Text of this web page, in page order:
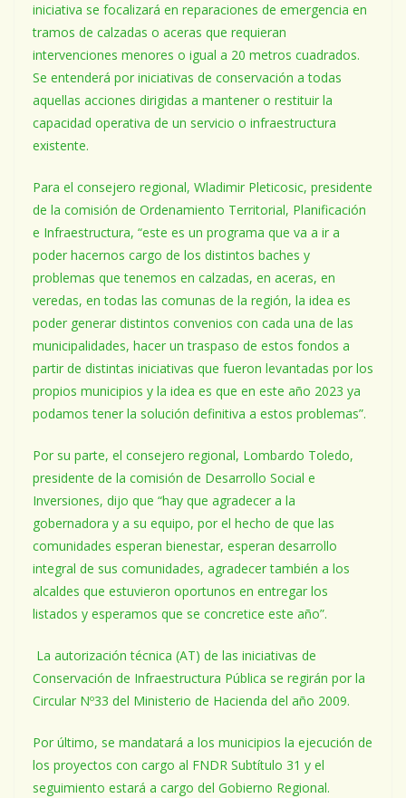
iniciativa se focalizará en reparaciones de emergencia en
tramos de calzadas o aceras que requieran
intervenciones menores o igual a 20 metros cuadrados.
Se entenderá por iniciativas de conservación a todas
aquellas acciones dirigidas a mantener o restituir la
capacidad operativa de un servicio o infraestructura
existente.
Para el consejero regional, Wladimir Pleticosic, presidente
de la comisión de Ordenamiento Territorial, Planificación
e Infraestructura, “este es un programa que va a ir a
poder hacernos cargo de los distintos baches y
problemas que tenemos en calzadas, en aceras, en
veredas, en todas las comunas de la región, la idea es
poder generar distintos convenios con cada una de las
municipalidades, hacer un traspaso de estos fondos a
partir de distintas iniciativas que fueron levantadas por los
propios municipios y la idea es que en este año 2023 ya
podamos tener la solución definitiva a estos problemas”.
Por su parte, el consejero regional, Lombardo Toledo,
presidente de la comisión de Desarrollo Social e
Inversiones, dijo que “hay que agradecer a la
gobernadora y a su equipo, por el hecho de que las
comunidades esperan bienestar, esperan desarrollo
integral de sus comunidades, agradecer también a los
alcaldes que estuvieron oportunos en entregar los
listados y esperamos que se concretice este año”.
La autorización técnica (AT) de las iniciativas de
Conservación de Infraestructura Pública se regirán por la
Circular Nº33 del Ministerio de Hacienda del año 2009.
Por último, se mandatará a los municipios la ejecución de
los proyectos con cargo al FNDR Subtítulo 31 y el
seguimiento estará a cargo del Gobierno Regional.